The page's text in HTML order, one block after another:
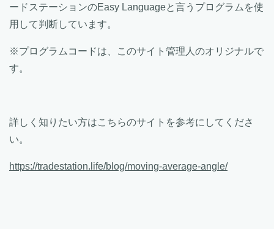
ードステーションのEasy Languageと言うプログラムを使
用して判断しています。
※プログラムコードは、このサイト管理人のオリジナルで
す。
詳しく知りたい方はこちらのサイトを参考にしてくださ
い。
https://tradestation.life/blog/moving-average-angle/